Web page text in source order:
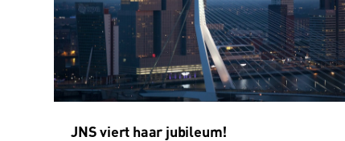
JNS viert haar jubileum!